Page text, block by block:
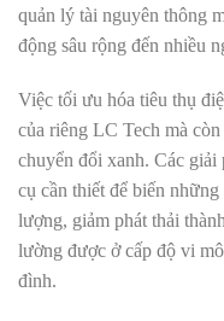
quản lý tài nguyên thông
động sâu rộng đến nhiều
Việc tối ưu hóa tiêu thụ
của riêng LC Tech mà
chuyển đổi xanh. Các giải
cụ cần thiết để biến
lượng, giảm phát thải
lường được ở cấp độ vi
đình.